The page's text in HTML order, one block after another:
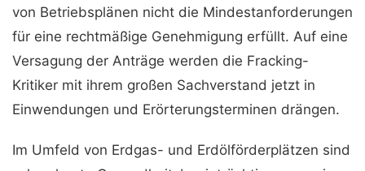
von Betriebsplänen nicht die Mindestanforderungen
für eine rechtmäßige Genehmigung erfüllt. Auf eine
Versagung der Anträge werden die Fracking-
Kritiker mit ihrem großen Sachverstand jetzt in
Einwendungen und Erörterungsterminen drängen.
Im Umfeld von Erdgas- und Erdölförderplätzen sind